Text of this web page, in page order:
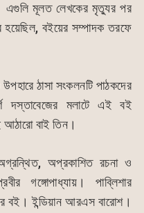
এগুলি মূলত লেখকের মৃত্যুর পর
বইয়ের সম্পাদক তরফে
ঠাসা সংকলনটি পাঠকদের
দস্তাবেজের মলাটে এই বই
বাই তিন।
অপ্রকাশিত রচনা ও
গঙ্গোপাধ্যায়। পাব্লিশার
বই। ইন্ডিয়ান আরএস বারোশ।